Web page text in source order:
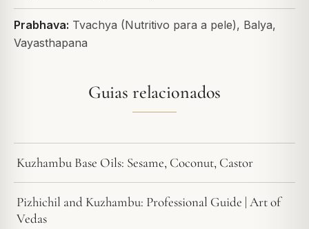
Prabhava: Tvachya (Nutritivo para a pele), Balya,
Vayasthapana
Guias relacionados
Kuzhambu Base Oils: Sesame, Coconut, Castor
Pizhichil and Kuzhambu: Professional Guide | Art of
Vedas